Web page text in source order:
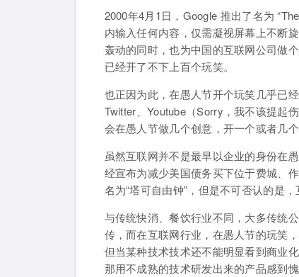
2000年4月1日，Google 推出了名为
内输入任何内容，仅需凝视屏幕上不断
轰动的同时，也为中国的互联网公司做
已经开了不下上百个玩笑。
也正因为此，在愚人节开个玩笑几乎已
Twitter、Youtube（Sorry，我不该提起
会在愚人节做几个创意，开一个或者几个
虽然互联网并不是最早以企业的身份在
经宣布为减少美国债务买下位于费城、
名为“塔可自由钟”，但是不可否认的是
与传统快消、餐饮行业不同，大多传统
传，而在互联网行业，在愚人节的玩笑
但当某种技术技术还不能明显看到商业
那用不成熟的技术研发出来的产品感到